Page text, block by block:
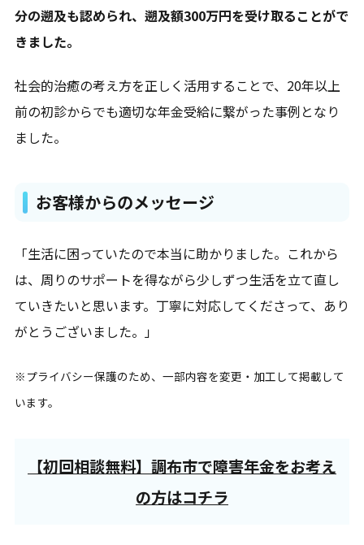
分の遡及も認められ、遡及額300万円を受け取ることがで
きました。
社会的治癒の考え方を正しく活用することで、20年以上
前の初診からでも適切な年金受給に繋がった事例となり
ました。
お客様からのメッセージ
「生活に困っていたので本当に助かりました。これから
は、周りのサポートを得ながら少しずつ生活を立て直し
ていきたいと思います。丁寧に対応してくださって、あり
がとうございました。」
※プライバシー保護のため、一部内容を変更・加工して掲載して
います。
【初回相談無料】調布市で障害年金をお考え
の方はコチラ